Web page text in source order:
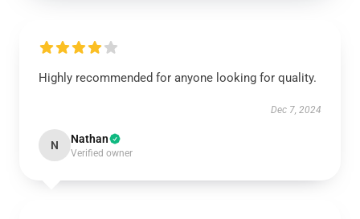
Highly recommended for anyone looking for quality.
Dec 7, 2024
N Nathan
Verified owner